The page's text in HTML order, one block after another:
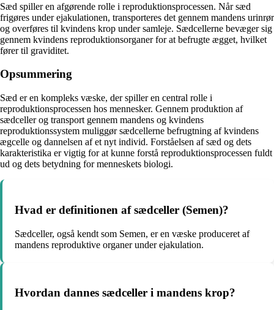
Sæd spiller en afgørende rolle i reproduktionsprocessen. Når sæd
frigøres under ejakulationen, transporteres det gennem mandens urinrør
og overføres til kvindens krop under samleje. Sædcellerne bevæger sig
gennem kvindens reproduktionsorganer for at befrugte ægget, hvilket
fører til graviditet.
Opsummering
Sæd er en kompleks væske, der spiller en central rolle i
reproduktionsprocessen hos mennesker. Gennem produktion af
sædceller og transport gennem mandens og kvindens
reproduktionssystem muliggør sædcellerne befrugtning af kvindens
ægcelle og dannelsen af et nyt individ. Forståelsen af sæd og dets
karakteristika er vigtig for at kunne forstå reproduktionsprocessen fuldt
ud og dets betydning for menneskets biologi.
Hvad er definitionen af sædceller (Semen)?
Sædceller, også kendt som Semen, er en væske produceret af
mandens reproduktive organer under ejakulation.
Hvordan dannes sædceller i mandens krop?